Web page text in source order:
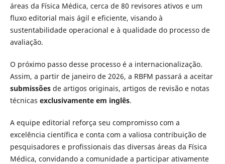
áreas da Física Médica, cerca de 80 revisores ativos e um
fluxo editorial mais ágil e eficiente, visando à
sustentabilidade operacional e à qualidade do processo de
avaliação.
O próximo passo desse processo é a internacionalização.
Assim, a partir de janeiro de 2026, a RBFM passará a aceitar
submissõesde artigos originais, artigos de revisão e notas
técnicas exclusivamente em inglês.
A equipe editorial reforça seu compromisso com a
excelência científica e conta com a valiosa contribuição de
pesquisadores e profissionais das diversas áreas da Física
Médica, convidando a comunidade a participar ativamente